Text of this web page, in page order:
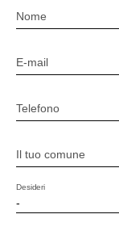
Nome
E-mail
Telefono
Il tuo comune
-
Desideri